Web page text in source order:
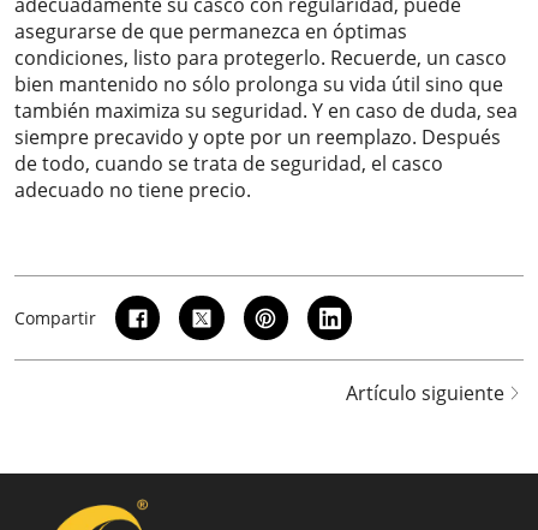
asegurarse de que permanezca en óptimas
condiciones, listo para protegerlo. Recuerde, un casco
bien mantenido no sólo prolonga su vida útil sino que
también maximiza su seguridad. Y en caso de duda, sea
siempre precavido y opte por un reemplazo. Después
de todo, cuando se trata de seguridad, el casco
adecuado no tiene precio.
Compartir
Artículo siguiente